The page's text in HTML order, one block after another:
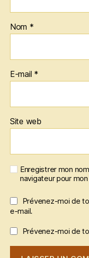
Nom *
E-mail *
Site web
Enregistrer mon
navigateur pour
Prévenez-moi de
e-mail.
Prévenez-moi de